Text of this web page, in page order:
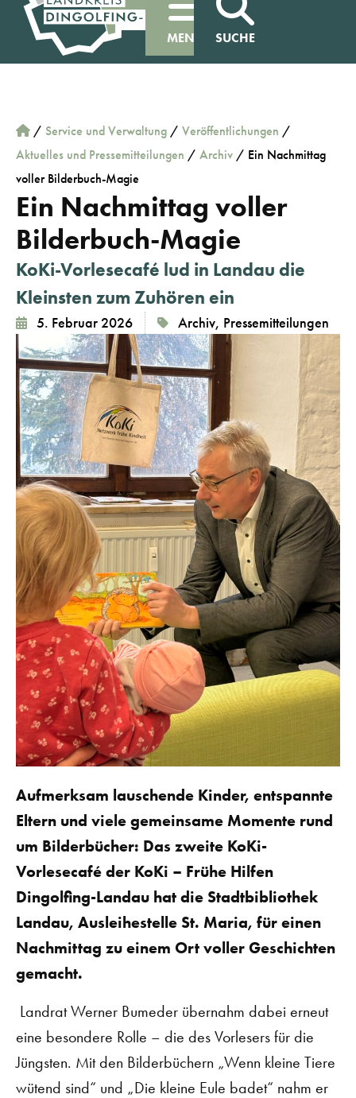
MENÜ SUCHE
/ Service und Verwaltung / Veröffentlichungen /
Aktuelles und Pressemitteilungen / Archiv / Ein Nachmittag
voller Bilderbuch-Magie
Ein Nachmittag voller
Bilderbuch-Magie
KoKi-Vorlesecafé lud in Landau die
Kleinsten zum Zuhören ein
5. Februar 2026 Archiv, Pressemitteilungen
Aufmerksam lauschende Kinder, entspannte
Eltern und viele gemeinsame Momente rund
um Bilderbücher: Das zweite KoKi-
Vorlesecafé der KoKi – Frühe Hilfen
Dingolfing-Landau hat die Stadtbibliothek
Landau, Ausleihestelle St. Maria, für einen
Nachmittag zu einem Ort voller Geschichten
gemacht.
Landrat Werner Bumeder übernahm dabei erneut
eine besondere Rolle – die des Vorlesers für die
Jüngsten. Mit den Bilderbüchern „Wenn kleine Tiere
wütend sind“ und „Die kleine Eule badet“ nahm er